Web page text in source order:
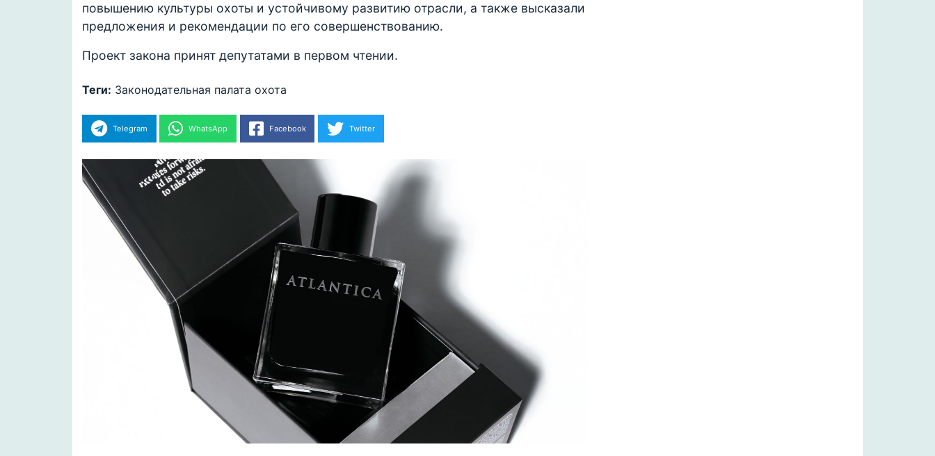
повышению культуры охоты и устойчивому развитию отрасли, а также высказали
предложения и рекомендации по его совершенствованию.
Проект закона принят депутатами в первом чтении.
Теги: Законодательная палата охота
Telegram WhatsApp Facebook Twitter